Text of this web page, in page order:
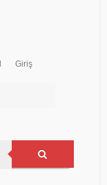
Giriş